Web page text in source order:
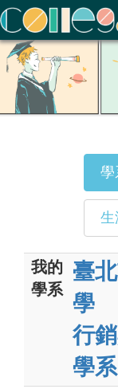
ColleGo! 大學選才與
學
生
我的
學系
臺
學
行
學系